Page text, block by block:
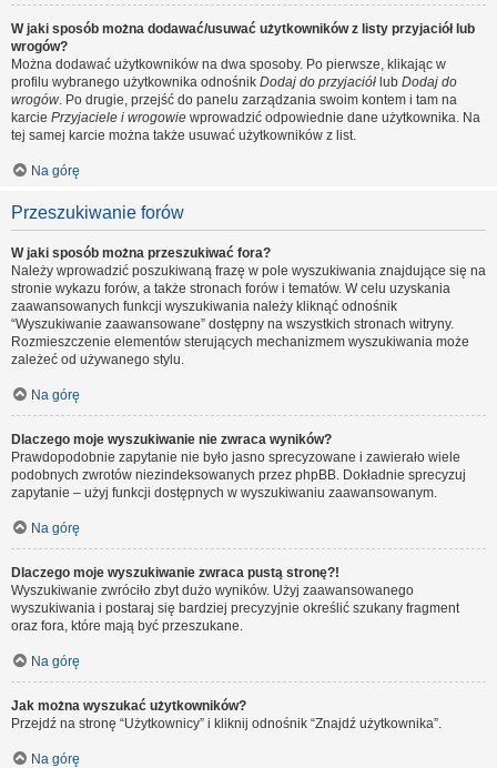
W jaki sposób można dodawać/usuwać użytkowników z listy przyjaciół lub
wrogów?
Można dodawać użytkowników na dwa sposoby. Po pierwsze, klikając w
profilu wybranego użytkownika odnośnik Dodaj do przyjaciół lub Dodaj do
wrogów. Po drugie, przejść do panelu zarządzania swoim kontem i tam na
karcie Przyjaciele i wrogowie wprowadzić odpowiednie dane użytkownika. Na
tej samej karcie można także usuwać użytkowników z list.
Na górę
Przeszukiwanie forów
W jaki sposób można przeszukiwać fora?
Należy wprowadzić poszukiwaną frazę w pole wyszukiwania znajdujące się na
stronie wykazu forów, a także stronach forów i tematów. W celu uzyskania
zaawansowanych funkcji wyszukiwania należy kliknąć odnośnik
“Wyszukiwanie zaawansowane” dostępny na wszystkich stronach witryny.
Rozmieszczenie elementów sterujących mechanizmem wyszukiwania może
zależeć od używanego stylu.
Na górę
Dlaczego moje wyszukiwanie nie zwraca wyników?
Prawdopodobnie zapytanie nie było jasno sprecyzowane i zawierało wiele
podobnych zwrotów niezindeksowanych przez phpBB. Dokładnie sprecyzuj
zapytanie – użyj funkcji dostępnych w wyszukiwaniu zaawansowanym.
Na górę
Dlaczego moje wyszukiwanie zwraca pustą stronę?!
Wyszukiwanie zwróciło zbyt dużo wyników. Użyj zaawansowanego
wyszukiwania i postaraj się bardziej precyzyjnie określić szukany fragment
oraz fora, które mają być przeszukane.
Na górę
Jak można wyszukać użytkowników?
Przejdź na stronę “Użytkownicy” i kliknij odnośnik “Znajdź użytkownika”.
Na górę